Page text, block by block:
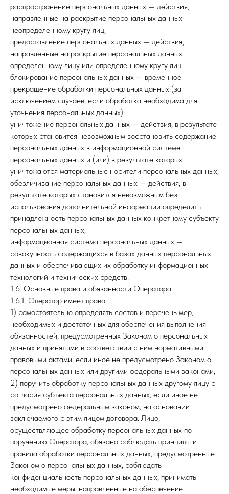
распространение персональных данных — действия,
направленные на раскрытие персональных данных
неопределенному кругу лиц;
предоставление персональных данных — действия,
направленные на раскрытие персональных данных
определенному лицу или определенному кругу лиц;
блокирование персональных данных — временное
прекращение обработки персональных данных (за
исключением случаев, если обработка необходима для
уточнения персональных данных);
уничтожение персональных данных — действия, в результате
которых становится невозможным восстановить содержание
персональных данных в информационной системе
персональных данных и (или) в результате которых
уничтожаются материальные носители персональных данных;
обезличивание персональных данных — действия, в
результате которых становится невозможным без
использования дополнительной информации определить
принадлежность персональных данных конкретному субъекту
персональных данных;
информационная система персональных данных —
совокупность содержащихся в базах данных персональных
данных и обеспечивающих их обработку информационных
технологий и технических средств.
1.6. Основные права и обязанности Оператора.
1.6.1. Оператор имеет право:
1) самостоятельно определять состав и перечень мер,
необходимых и достаточных для обеспечения выполнения
обязанностей, предусмотренных Законом о персональных
данных и принятыми в соответствии с ним нормативными
правовыми актами, если иное не предусмотрено Законом о
персональных данных или другими федеральными законами;
2) поручить обработку персональных данных другому лицу с
согласия субъекта персональных данных, если иное не
предусмотрено федеральным законом, на основании
заключаемого с этим лицом договора. Лицо,
осуществляющее обработку персональных данных по
поручению Оператора, обязано соблюдать принципы и
правила обработки персональных данных, предусмотренные
Законом о персональных данных, соблюдать
конфиденциальность персональных данных, принимать
необходимые меры, направленные на обеспечение